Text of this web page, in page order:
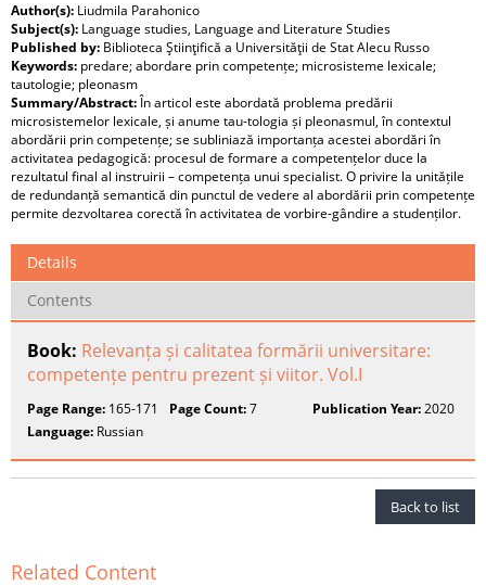
Author(s): Liudmila Parahonico
Subject(s): Language studies, Language and Literature Studies
Published by: Biblioteca Ştiinţifică a Universităţii de Stat Alecu Russo
Keywords: predare; abordare prin competențe; microsisteme lexicale;
tautologie; pleonasm
Summary/Abstract:În articol este abordată problema predării
microsistemelor lexicale, și anume tau-tologia și pleonasmul, în contextul
abordării prin competențe; se subliniază importanța acestei abordări în
activitatea pedagogică: procesul de formare a competențelor duce la
rezultatul final al instruirii – competența unui specialist. O privire la unitățile
de redundanță semantică din punctul de vedere al abordării prin competențe
permite dezvoltarea corectă în activitatea de vorbire-gândire a studenților.
Details
Contents
Book: Relevanța și calitatea formării universitare:
competențe pentru prezent și viitor. Vol.I
Page Range: 165-171 Page Count:7 Publication Year:2020
Language: Russian
Back to list
Related Content